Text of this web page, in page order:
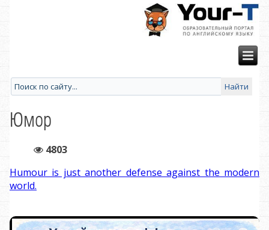
Юмор
4803
Humour is just another defense against the modern
world.